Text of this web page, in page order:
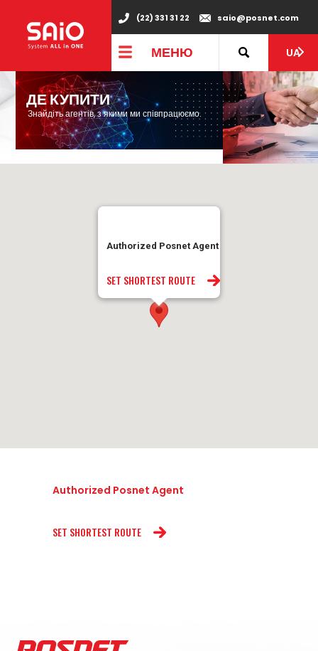
(22) 331 31 22 saio@posnet.com
МЕНЮ UA
ДЕ КУПИТИ
Знайдіть агентів, з якими ми співпрацюємо.
Authorized Posnet Agent
SET SHORTEST ROUTE
Authorized Posnet Agent
SET SHORTEST ROUTE